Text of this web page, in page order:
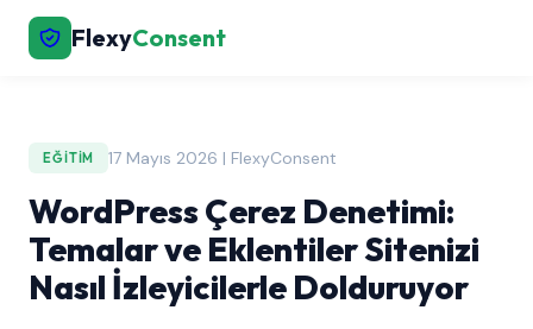
FlexyConsent
EĞITIM 17 Mayıs 2026 | FlexyConsent
WordPress Çerez Denetimi:
Temalar ve Eklentiler Sitenizi
Nasıl İzleyicilerle Dolduruyor